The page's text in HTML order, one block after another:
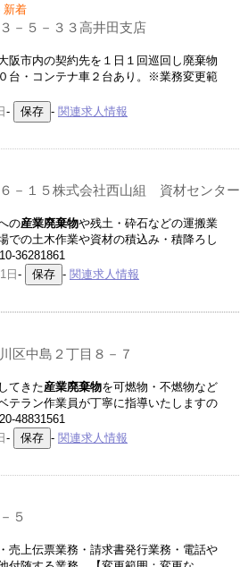
新着
－５－３３高井田支店
阪市内の契約先を１日１回巡回し廃棄物
台・コンテナ車２台あり。※業務変更範
- - 関連求人情報
－１５株式会社西山組 資材センター
の産業廃棄物や残土・砕石などの運搬業
での土木作業や資材の積込み・積降ろし
36281861
日 - - 関連求人情報
区中島２丁目８－７
てきた産業廃棄物を可燃物・不燃物など
テラン作業員が丁寧に指導いたしますの
48831561
- - 関連求人情報
５
売上伝票業務・請求書発行業務・電話や